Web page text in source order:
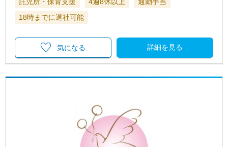
18時までに退社可能
詳細を見る
気になる